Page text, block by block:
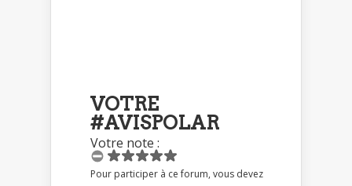
VOTRE
#AVISPOLAR
Votre note :
Pour participer à ce forum, vous devez